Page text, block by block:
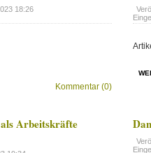
18:26
Kommentar (0)
Arbeitskräfte